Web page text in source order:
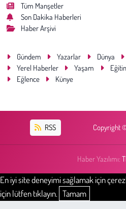
Tüm Manşetler
Son Dakika Haberleri
Haber Arşivi
Gündem Yazarlar Dünya
Yerel Haberler
Yaşam
Eğlence
Künye
RSS Copyright
Haber Yazılımı:
En iyi site deneyimi sağlamak için
için lütfen tıklayın. Tamam